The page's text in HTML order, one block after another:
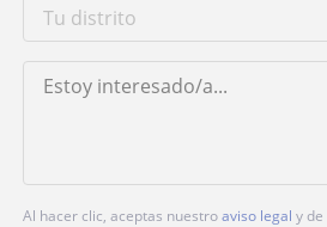
Al hacer clic, aceptas nuestroaviso legal y de